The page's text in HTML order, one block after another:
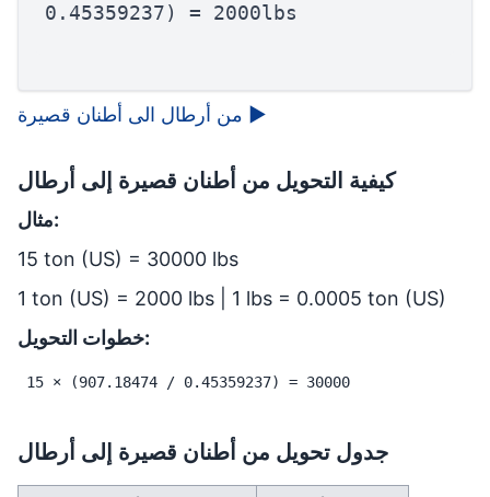
0.45359237) = 2000lbs
من أرطال الى أطنان قصيرة ▶
كيفية التحويل من أطنان قصيرة إلى أرطال
مثال:
15 ton (US) = 30000 lbs
1 ton (US) = 2000 lbs | 1 lbs = 0.0005 ton (US)
خطوات التحويل:
15 × (907.18474 / 0.45359237) = 30000
جدول تحويل من أطنان قصيرة إلى أرطال